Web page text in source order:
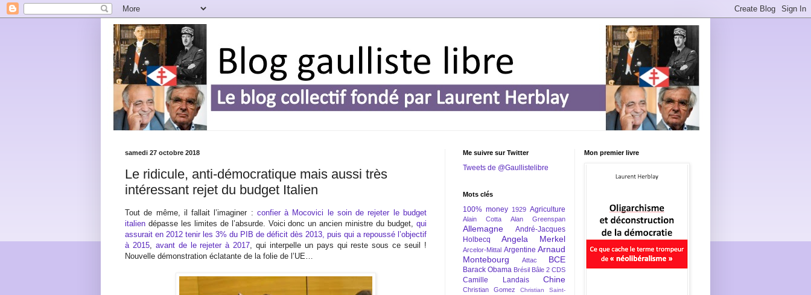
samedi 27 octobre 2018
Le ridicule, anti-démocratique mais aussi très
intéressant rejet du budget Italien
Tout de même, il fallait l’imaginer : confier à Mocovici le soin de rejeter le budget
italien dépasse les limites de l’absurde. Voici donc un ancien ministre du budget, qui
assurait en 2012 tenir les 3% du PIB de déficit dès 2013, puis qui a repoussé l’objectif
à 2015, avant de le rejeter à 2017 , qui interpelle un pays qui reste sous ce seuil !
Nouvelle démonstration éclatante de la folie de l’UE…
Me suivre sur Twitter
Tweets de @Gaullistelibre
Mots clés
100% money 1929 Agriculture
Alain Cotta Alan Greenspan
Allemagne
André-Jacques
Holbecq
Angela Merkel
Arcelor-Mittal Argentine Arnaud
Montebourg
Attac BCE
Barack Obama Brésil Bâle 2 CDS
Camille Landais Chine
Christian Gomez
Christian Saint-
Mon premier livre